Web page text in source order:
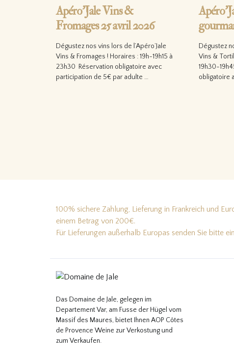
Apéro’Jale Vins &
Fromages 25 avril 2026
Dégustez nos vins lors de l’Apéro’Jale
Vins & Fromages ! Horaires : 19h-19h15 à
23h30 Réservation obligatoire avec
participation de 5€ par adulte …
Dégustez
Vins &
19h30-
obligatoire
100% sichere Zahlung, Lieferung in Frankreich und
einem Betrag von 200€.
Für Lieferungen außerhalb Europas senden Sie bitte
Das Domaine de Jale, gelegen im
Departement Var, am Fusse der Hügel vom
Massif des Maures, bietet Ihnen AOP Côtes
de Provence Weine zur Verkostung und
zum Verkaufen.